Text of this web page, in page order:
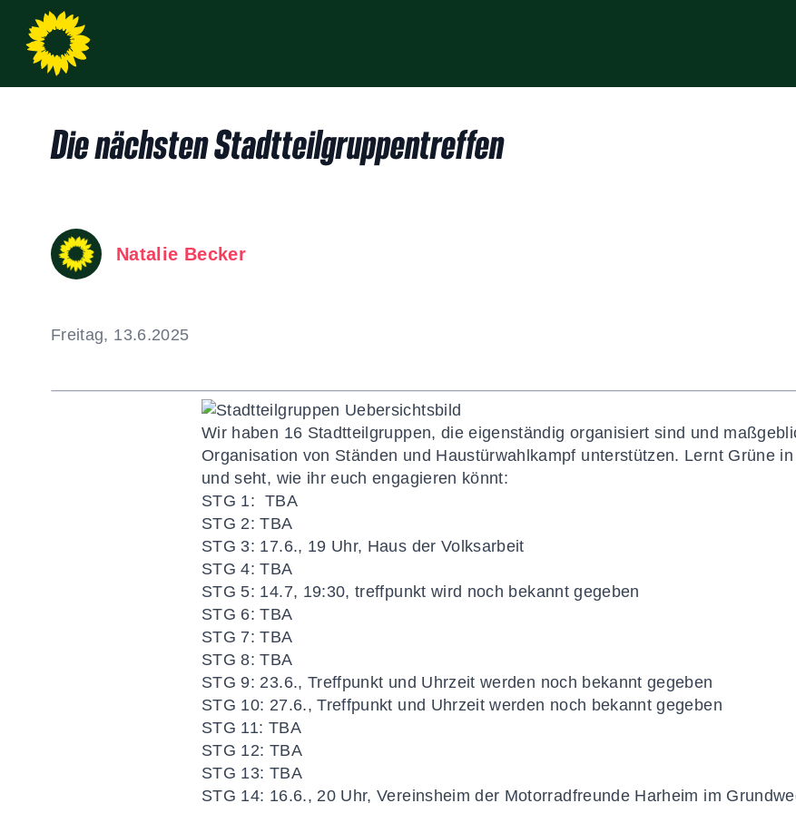
Die nächsten Stadtteilgruppentreffen
Natalie Becker
Freitag, 13.6.2025
Wir haben 16 Stadtteilgruppen, die eigenständig organisiert sind und
Organisation von Ständen und Haustürwahlkampf unterstützen. Lernt Grüne
und seht, wie ihr euch engagieren könnt:
STG 1: TBA
STG 2: TBA
STG 3: 17.6., 19 Uhr, Haus der Volksarbeit
STG 4:TBA
STG 5: 14.7, 19:30, treffpunkt wird noch bekannt gegeben
STG 6: TBA
STG 7: TBA
STG 8: TBA
STG 9: 23.6., Treffpunkt und Uhrzeit werden noch bekannt gegeben
STG 10: 27.6., Treffpunkt und Uhrzeit werden noch bekannt gegeben
STG 11: TBA
STG 12: TBA
STG 13: TBA
STG 14: 16.6., 20 Uhr, Vereinsheim der Motorradfreunde Harheim im